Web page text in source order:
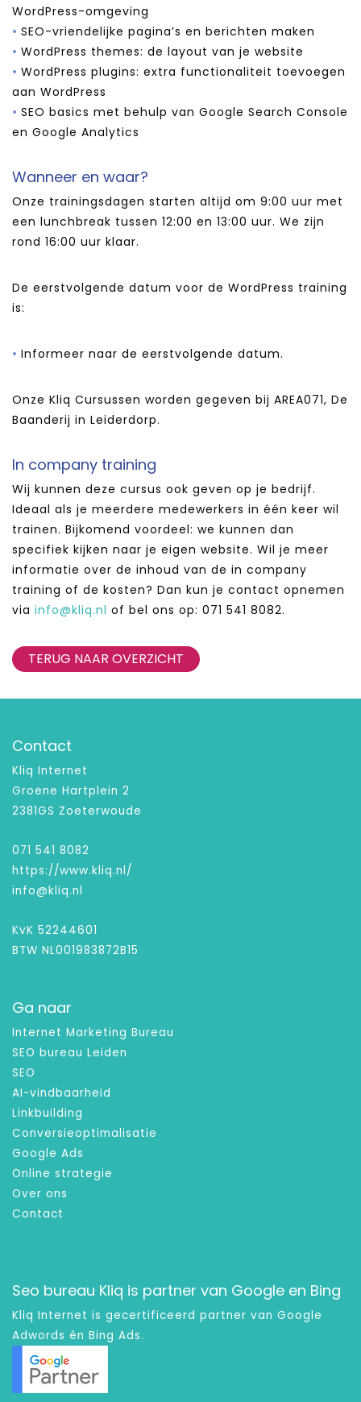
WordPress-omgeving
SEO-vriendelijke pagina’s en berichten maken
WordPress themes: de layout van je website
WordPress plugins: extra functionaliteit toevoegen
aan WordPress
SEO basics met behulp van Google Search Console
en Google Analytics
Wanneer en waar?
Onze trainingsdagen starten altijd om 9:00 uur met
een lunchbreak tussen 12:00 en 13:00 uur. We zijn
rond 16:00 uur klaar.
De eerstvolgende datum voor de WordPress training
is:
Informeer naar de eerstvolgende datum.
Onze Kliq Cursussen worden gegeven bij AREA071, De
Baanderij in Leiderdorp.
In company training
Wij kunnen deze cursus ook geven op je bedrijf.
Ideaal als je meerdere medewerkers in één keer wil
trainen. Bijkomend voordeel: we kunnen dan
specifiek kijken naar je eigen website. Wil je meer
informatie over de inhoud van de in company
training of de kosten? Dan kun je contact opnemen
via info@kliq.nl of bel ons op: 071 541 8082.
TERUG NAAR OVERZICHT
Contact
Kliq Internet
Groene Hartplein 2
2381GS Zoeterwoude
071 541 8082
https://www.kliq.nl/
info@kliq.nl
KvK 52244601
BTW NL001983872B15
Ga naar
Internet Marketing Bureau
SEO bureau Leiden
SEO
AI-vindbaarheid
Linkbuilding
Conversieoptimalisatie
Google Ads
Online strategie
Over ons
Contact
Seo bureau Kliq is partner van Google en Bing
Kliq Internet is gecertificeerd partner van Google
Adwords én Bing Ads.